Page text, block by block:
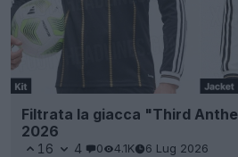
Filtrata la giacca "Third
2026
16 4 0 4.1K 6 Lug 2026